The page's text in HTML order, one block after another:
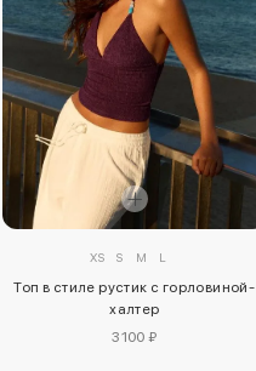
XS S M L
Топ в стиле рустик с горловиной-
халтер
3100 ₽